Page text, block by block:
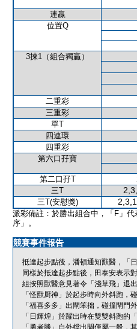
連贏
位置Q
3揀1（組合獨贏）
二重彩
三重彩
單T
四連環
四重彩
第六口孖寶
第二口孖T
三T
三T(安慰獎)
派彩備註：於勝出組合中，「F」
序」。
競賽事件報告
抵達起步點後，潘頓通知獸醫，「
同樣於抵達起步點後，田泰安表示
組按照獸醫意見著令「淺草飛」退
「怪獸厨神」於起步時向外斜跑
「福喜多多」出閘笨拙，碰撞閘門
「日輝煌」於躍出時在雙雙斜跑的
「勇者勝」自外檔出閘僅屬一般，